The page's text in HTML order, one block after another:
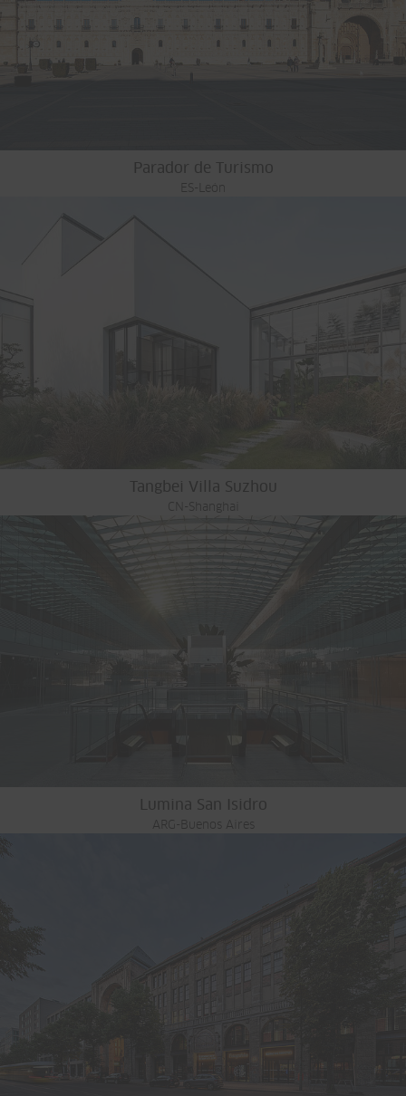
Parador de Turismo
ES-León
Tangbei Villa Suzhou
CN-Shanghai
Lumina San Isidro
ARG-Buenos Aires